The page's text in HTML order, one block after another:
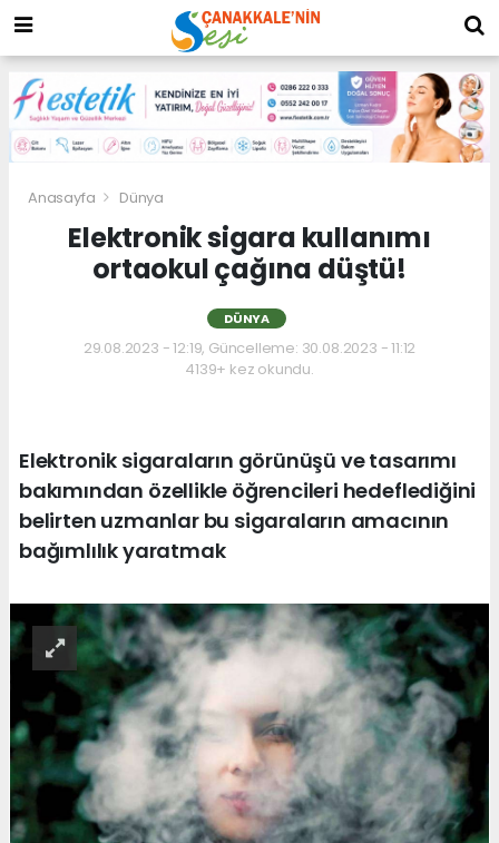
Anasayfa Dünya
Elektronik sigara kullanımı
ortaokul çağına düştü!
DÜNYA
29.08.2023 - 12:19, Güncelleme: 30.08.2023 - 11:12
4139+ kez okundu.
Elektronik sigaraların görünüşü ve tasarımı
bakımından özellikle öğrencileri hedeflediğini
belirten uzmanlar bu sigaraların amacının
bağımlılık yaratmak